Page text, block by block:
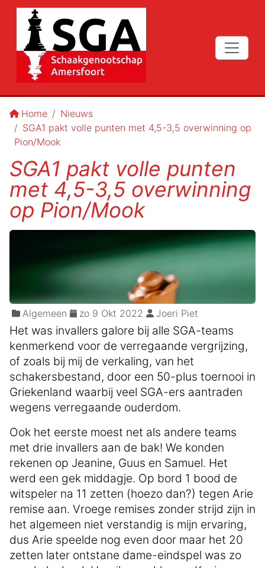
Home
Nieuws
SGA1 pakt volle punten met 4,5-3,5 overwinning op
Pion/Mook
SGA1 pakt volle punten
met 4,5-3,5 overwinning
op Pion/Mook
Algemeen zo 9 Okt 2022 Joeri Piet
Het was invallers galore bij alle SGA-teams
kenmerkend voor de verregaande vergrijzing,
of zoals bij mij de verkaling, van het
schakersbestand, door een 50-plus toernooi in
Griekenland waarbij veel SGA-ers aantraden
wegens verregaande ouderdom.
Ook het eerste moest net als andere teams
met drie invallers aan de bak! We konden
rekenen op Jeanine, Guus en Samuel. Het
werd een gek middagje. Op bord 1 bood de
witspeler na 11 zetten (hoezo dan?) tegen Arie
remise aan. Vroege remises zonder strijd zijn in
het algemeen niet verstandig is mijn ervaring,
dus Arie speelde nog even door maar het 20
zetten later ontstane dame-eindspel was zo